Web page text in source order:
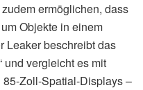
ermöglichen, dass
Objekte in einem
Leaker beschreibt das
und vergleicht es mit
Zoll-Spatial-Displays –